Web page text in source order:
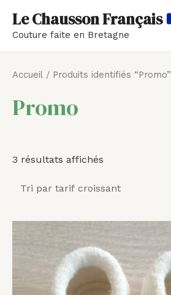
Le Chausson Français
Couture faite en Bretagne
Accueil / Produits identifiés “Promo”
Promo
3 résultats affichés
prix